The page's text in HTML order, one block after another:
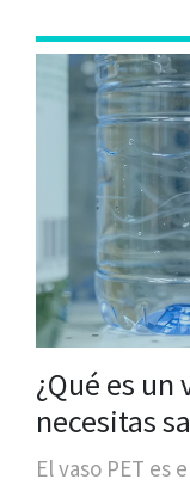
¿Qué es un
necesitas
duro
El vaso PET es